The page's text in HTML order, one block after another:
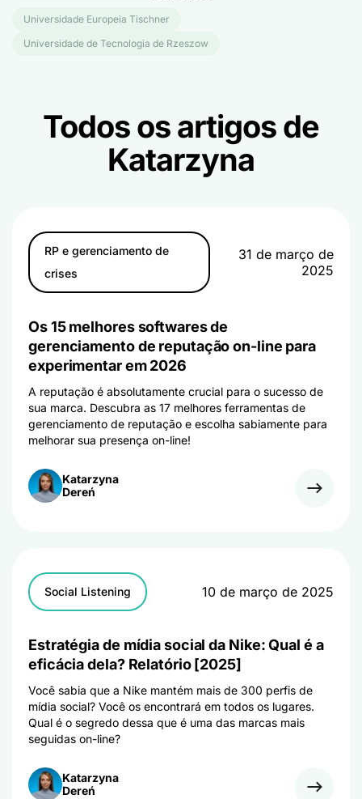
Universidade Europeia Tischner
Universidade de Tecnologia de Rzeszow
Todos os artigos de
Katarzyna
RP e gerenciamento de
crises
31 de março de
2025
Os 15 melhores softwares de
gerenciamento de reputação on-line para
experimentar em 2026
A reputação é absolutamente crucial para o sucesso de
sua marca. Descubra as 17 melhores ferramentas de
gerenciamento de reputação e escolha sabiamente para
melhorar sua presença on-line!
Katarzyna
Dereń
Social Listening 10 de março de 2025
Estratégia de mídia social da Nike: Qual é a
eficácia dela? Relatório [2025]
Você sabia que a Nike mantém mais de 300 perfis de
mídia social? Você os encontrará em todos os lugares.
Qual é o segredo dessa que é uma das marcas mais
seguidas on-line?
Katarzyna
Dereń